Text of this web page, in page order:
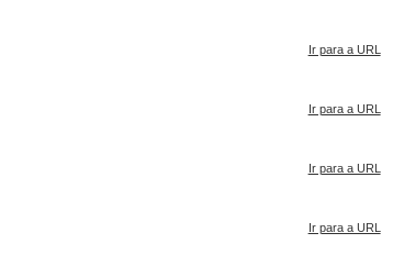
Ir para a URL
Ir para a URL
Ir para a URL
Ir para a URL